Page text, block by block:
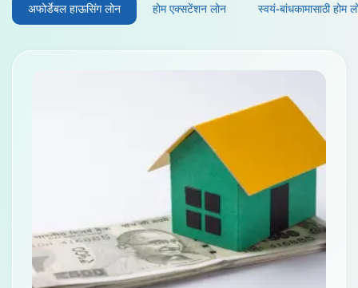
अफोर्डेबल हाऊसिंग लोन होम एक्सटेंशन लोन स्वयं-बांधकामासाठी होम